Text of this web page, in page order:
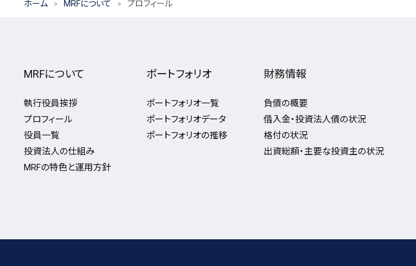
ホーム MRFについて プロフィール
MRFについて
執行役員挨拶
プロフィール
役員一覧
投資法人の仕組み
MRFの特色と運用方針
ポートフォリオ
ポートフォリオ一覧
ポートフォリオデータ
ポートフォリオの推移
財務情報
負債の概要
借入金・投資法人債の状況
格付の状況
出資総額・主要な投資主の状況